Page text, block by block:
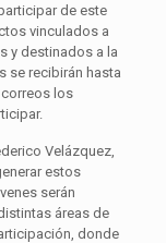
de este
vinculados a
y destinados a la
se recibirán hasta
correos los
Velázquez,
estos
serán
áreas de
donde